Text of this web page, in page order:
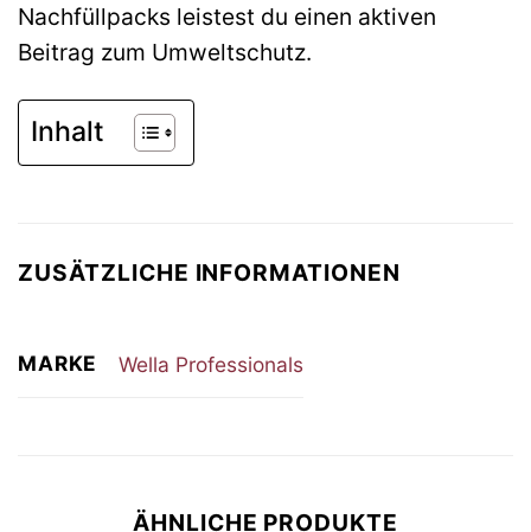
Nachfüllpacks leistest du einen aktiven
Beitrag zum Umweltschutz.
Inhalt
ZUSÄTZLICHE INFORMATIONEN
MARKE Wella Professionals
ÄHNLICHE PRODUKTE